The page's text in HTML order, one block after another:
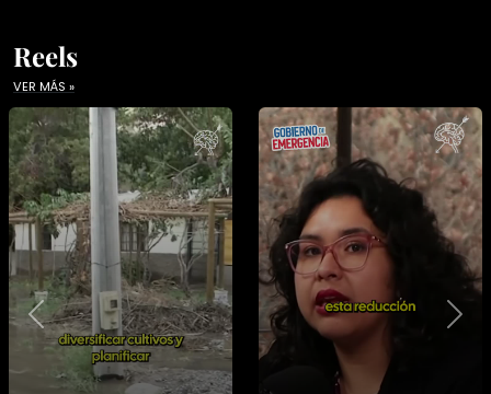
Reels
VER MÁS »
Previous